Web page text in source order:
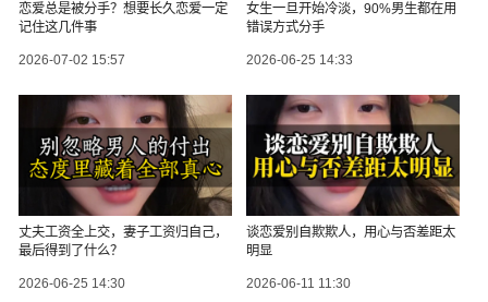
恋爱总是被分手？想要长久恋爱一定
记住这几件事
2026-07-02 15:57
女生一旦开始冷淡，90%男生都在用
错误方式分手
2026-06-25 14:33
丈夫工资全上交，妻子工资归自己，
最后得到了什么？
2026-06-25 14:30
谈恋爱别自欺欺人，用心与否差距太
明显
2026-06-11 11:30